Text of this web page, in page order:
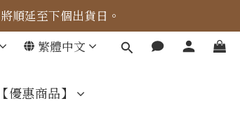
順延至下個出貨日。
繁體中文
【優惠商品】